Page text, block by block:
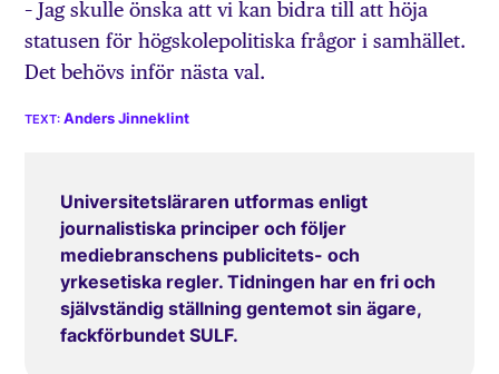
– Jag skulle önska att vi kan bidra till att höja
statusen för högskolepolitiska frågor i samhället.
Det behövs inför nästa val.
Anders Jinneklint
Universitetsläraren utformas enligt
journalistiska principer och följer
mediebranschens publicitets- och
yrkesetiska regler. Tidningen har en fri och
självständig ställning gentemot sin ägare,
fackförbundet SULF.